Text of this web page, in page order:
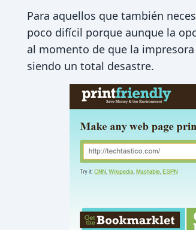
Para aquellos que también
poco difícil porque aunque la
al momento de que la
siendo un total desastre.